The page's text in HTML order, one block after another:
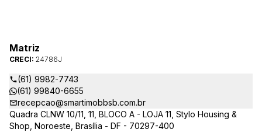
Matriz
CRECI: 24786J
(61) 9982-7743
(61) 99840-6655
recepcao@smartimobbsb.com.br
Quadra CLNW 10/11, 11, BLOCO A - LOJA 11, Stylo Housing &
Shop, Noroeste, Brasília - DF - 70297-400